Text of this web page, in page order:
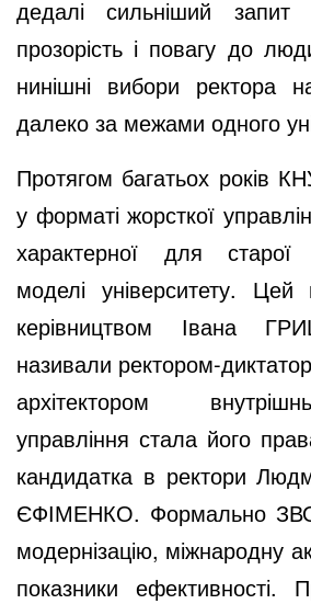
дедалі сильніший запит
прозорість і повагу до
нинішні вибори ректора
далеко за межами одного
Протягом багатьох років
у форматі жорсткої
характерної для старої
моделі університету. Цей
керівництвом Івана
називали ректором-
архітектором
управління стала його
кандидатка в ректори
ЄФІМЕНКО. Формально
модернізацію, міжнародну
показники ефективності.